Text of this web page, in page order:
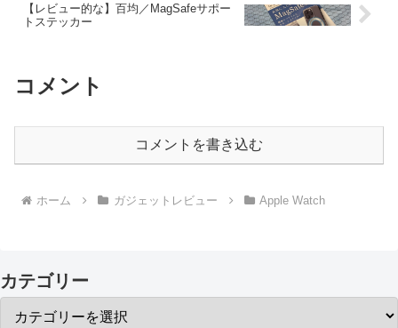
【レビュー的な】百均／MagSafeサポー
トステッカー
コメント
コメントを書き込む
ホーム ガジェットレビュー Apple Watch
カテゴリー